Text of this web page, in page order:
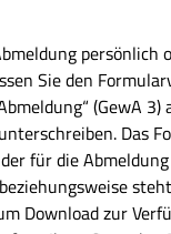
persönlich
Sie den
(GewA
Das
für die
Download zur